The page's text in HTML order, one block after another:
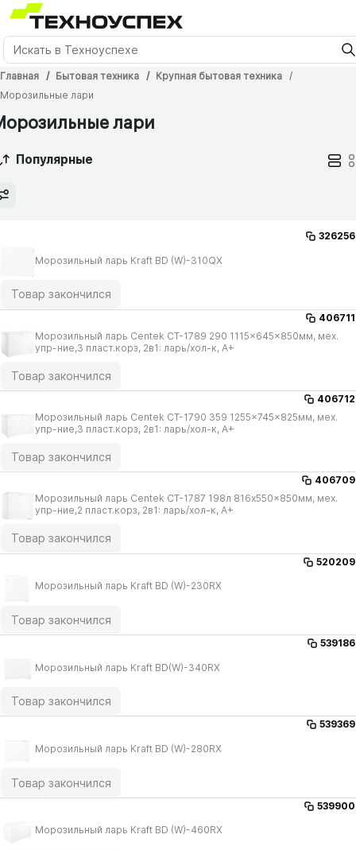
Главная Бытовая техника
Крупная бытовая техника
Морозильные лари
лари
Популярные
326256
Морозильный ларь Kraft BD (W)-310QX
Товар закончился
406711
Морозильный ларь Centek CT-1789 290 1115x645x850мм, мех.
упр-ние,3 пласт.корз, 2в1: ларь/​хол-к, A+
Товар закончился
406712
Морозильный ларь Centek CT-1790 359 1255x745x825мм, мех.
упр-ние,3 пласт.корз, 2в1: ларь/​хол-к, A+
Товар закончился
406709
Морозильный ларь Centek CT-1787 198л 816x550x850мм, мех.
упр-ние,2 пласт.корз, 2в1: ларь/​хол-к, A+
Товар закончился
520209
Морозильный ларь Kraft BD (W)-230RX
Товар закончился
539186
Морозильный ларь Kraft BD(W)-340RX
Товар закончился
539369
Морозильный ларь Kraft BD (W)-280RX
Товар закончился
539900
Морозильный ларь Kraft BD (W)-460RX